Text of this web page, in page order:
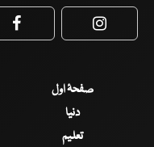
Facebook
صفحۂ اول
دنیا
تعلیم